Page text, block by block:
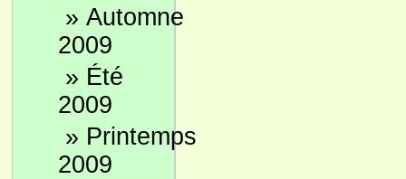
» Automne
2009
» Été
2009
» Printemps
2009